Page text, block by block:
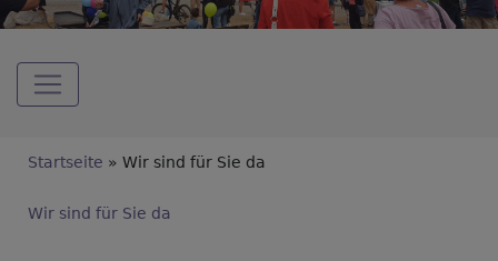
Hauptnavigation
Breadcrumb
Startseite Wir sind für Sie da
Wir sind für Sie da